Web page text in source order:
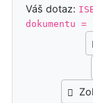
Váš dotaz:
dokumentu =